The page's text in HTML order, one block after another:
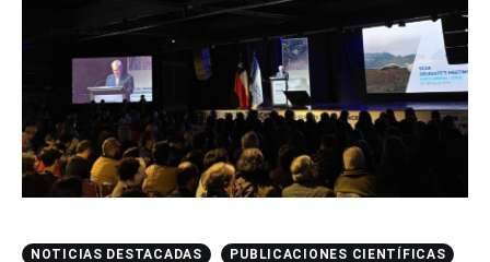
NOTICIAS DESTACADAS PUBLICACIONES CIENTÍFICAS